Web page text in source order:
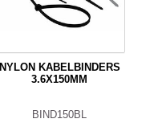
NYLON KABELBINDERS
3.6X150MM
BIND150BL